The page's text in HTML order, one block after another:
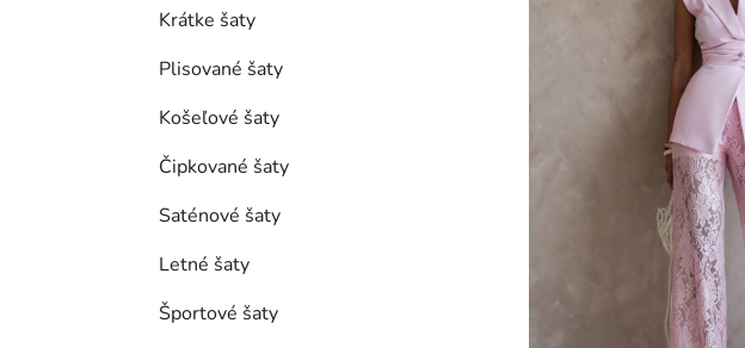
Krátke šaty
Plisované šaty
Košeľové šaty
Čipkované šaty
Saténové šaty
Letné šaty
Športové šaty